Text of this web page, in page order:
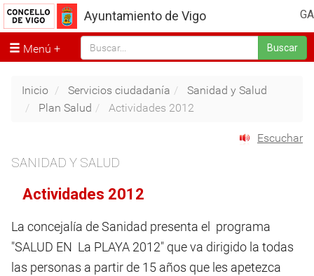
GA
Ayuntamiento de Vigo
Menú Buscar
Inicio Servicios ciudadanía
Sanidad y Salud
Plan Salud
Actividades 2012
Escuchar
SANIDAD Y SALUD
Actividades 2012
La concejalía de Sanidad presenta el programa
"SALUD EN La PLAYA 2012" que va dirigido la todas
las personas a partir de 15 años que les apetezca